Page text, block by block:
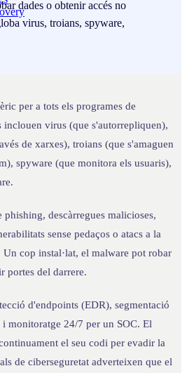
dades o obtenir accés no
virus, troians, spyware,
per a tots els programes de
virus (que s'autorrepliquen),
de xarxes), troians (que s'amaguen
spyware (que monitora els usuaris),
phishing, descàrregues malicioses,
sense pedaços o atacs a la
cop instal·lat, el malware pot robar
portes del darrere.
d'endpoints (EDR), segmentació
monitoratge 24/7 per un SOC. El
el seu codi per evadir la
de ciberseguretat adverteixen que el